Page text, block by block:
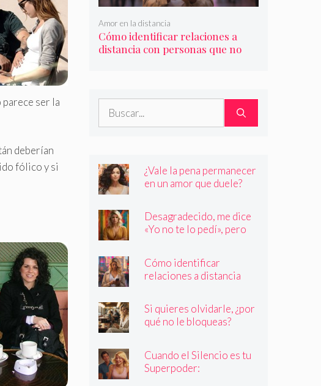
ser la
deberían
fólico y si
Cómo identificar relaciones a
distancia con personas que no
Amor en la distancia
Buscar:
¿Vale la pena permanecer
en un amor que duele?
Desagradecido, me dice
«Yo no te lo pedí», pero
Cómo identificar
relaciones a distancia
Si quieres olvidarle, ¿por
qué no le bloqueas?
Cuando el Silencio es tu
Superpoder: